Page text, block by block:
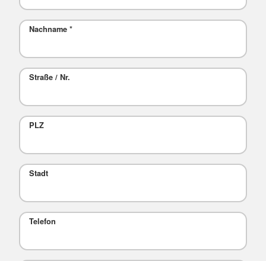
Nachname *
Straße / Nr.
PLZ
Stadt
Telefon